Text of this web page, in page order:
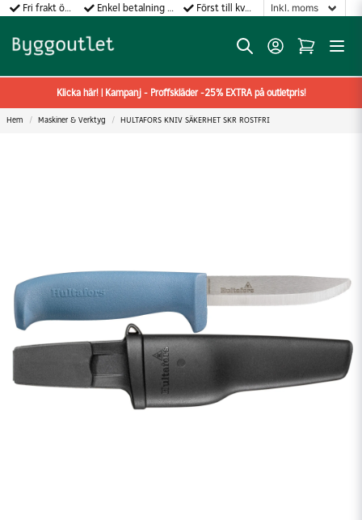
Fri frakt över 499:- Enkel betalning med Klarna Först till kvarn gäller!
Klicka här! | Kampanj - Proffskläder -25% EXTRA på outletpris!
Hem Maskiner & Verktyg HULTAFORS KNIV SÄKERHET SKR ROSTFRI